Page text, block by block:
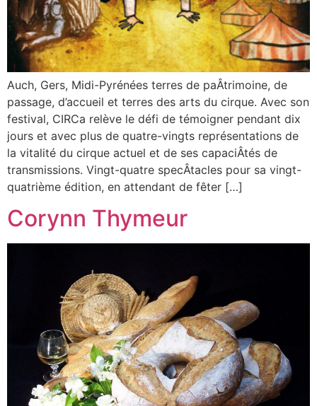
Auch, Gers, Midi-Pyrénées terres de paÂ­trimoine, de
passage, d’accueil et terres des arts du cirque. Avec son
festival, CIRCa relève le défi de témoigner pendant dix
jours et avec plus de quatre-vingts représentations de
la vitalité du cirque actuel et de ses capaciÂ­tés de
transmissions. Vingt-quatre specÂ­tacles pour sa vingt-
quatrième édition, en attendant de fêter […]
Corynn Thymeur